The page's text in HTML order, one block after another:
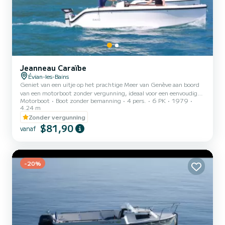
Jeanneau Caraïbe
Évian-les-Bains
Geniet van een uitje op het prachtige Meer van Genève aan boord
van een motorboot zonder vergunning, ideaal voor een eenvoudige
en vriendelijke ontsnapping. Gemakkelijk te hanteren, deze boot is
toegankelijk voor iedereen en biedt plaats aan maximaal 4
personen, perfect voor een uitstapje met een partner, familie of
vrienden. Verhuurd zonder schipper, kunt u vrij navigeren en
optimaal genieten van het meer op uw eigen tempo, in alle
Motorboot Boot zonder bemanning 4 pers. 6 PK
1979
4.24 m
Zonder vergunning
vanaf $81,90
-20%